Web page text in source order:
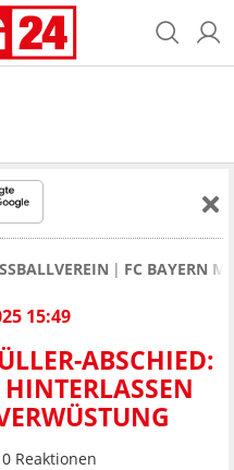
FC BAYERN
15:49
ABSCHIED:
0 Reaktionen